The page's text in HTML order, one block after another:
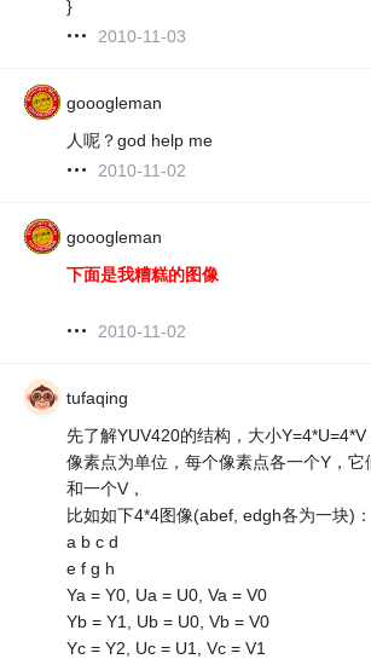
}
2010-11-03
gooogleman
人呢？god help me
2010-11-02
gooogleman
下面是我糟糕的图像
2010-11-02
tufaqing
先了解YUV420的结构，大小
像素点为单位，每个像素点各一个Y，它
和一个V，
比如如下4*4图像(abef, edgh各为一块)：
a b c d
e f g h
Ya = Y0, Ua = U0, Va = V0
Yb = Y1, Ub = U0, Vb = V0
Yc = Y2, Uc = U1, Vc = V1